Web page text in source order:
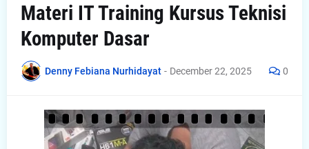
Materi IT Training Kursus Teknisi
Komputer Dasar
Denny Febiana Nurhidayat - December 22, 2025 0